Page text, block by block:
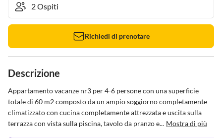
Richiedi di prenotare
Descrizione
Appartamento vacanze nr3 per 4-6 persone con una superficie
totale di 60 m2 composto da un ampio soggiorno completamente
climatizzato con cucina completamente attrezzata e uscita sulla
terrazza con vista sulla piscina, tavolo da pranzo e... Mostra di più